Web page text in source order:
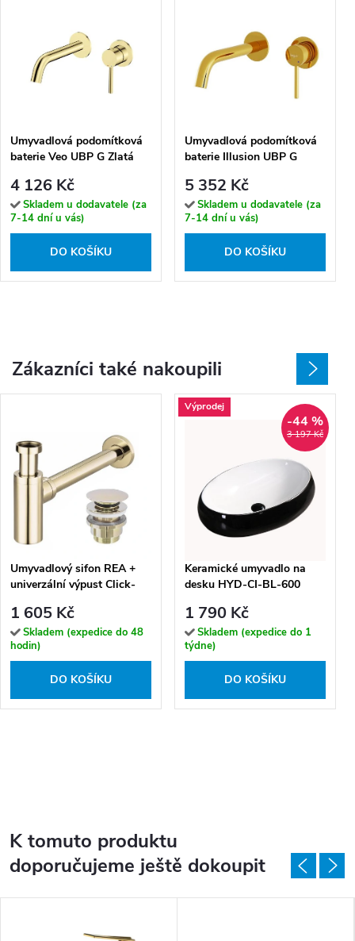
Umyvadlová podomítková
baterie Veo UBP G Zlatá
4 126 Kč
Skladem u dodavatele (za
7-14 dní u vás)
DO KOŠÍKU
Umyvadlová podomítková
baterie Illusion UBP G
5 352 Kč
Skladem u dodavatele (za
7-14 dní u vás)
DO KOŠÍKU
Zákazníci také nakoupili
Umyvadlový sifon REA +
univerzální výpust Click-
1 605 Kč
Skladem (expedice do 48
hodin)
DO KOŠÍKU
3 197 Kč
-44 %
Výprodej
Keramické umyvadlo na
desku HYD-CI-BL-600
1 790 Kč
Skladem (expedice do 1
týdne)
DO KOŠÍKU
K tomuto produktu
doporučujeme ještě dokoupit